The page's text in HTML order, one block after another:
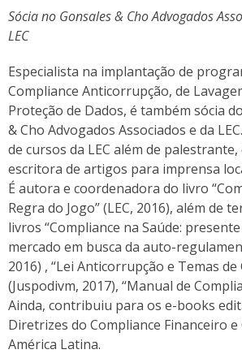
Sócia no Gonsales & Cho Advogados
LEC
Especialista na implantação de
Compliance Anticorrupção, de
Proteção de Dados, é também sócia
& Cho Advogados Associados e da
de cursos da LEC além de
escritora de artigos para imprensa
É autora e coordenadora do livro
Regra do Jogo” (LEC, 2016), além de
livros “Compliance na Saúde:
mercado em busca da auto-
2016) , “Lei Anticorrupção e Temas de
(Juspodivm, 2017), “Manual de
Ainda, contribuiu para os e-books
Diretrizes do Compliance Financeiro e
América Latina.